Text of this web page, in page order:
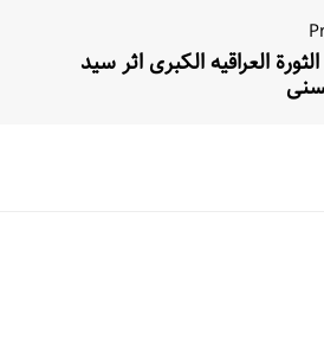
العراقیه الکبری اثر سید